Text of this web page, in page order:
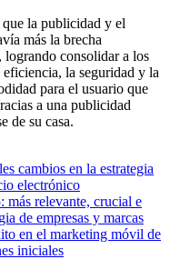
la publicidad y el
más la brecha
consolidar a los
la seguridad y la
para el usuario que
a una publicidad
de su casa.
cambios en la estrategia
electrónico
relevante, crucial e
de empresas y marcas
en el marketing móvil de
iniciales